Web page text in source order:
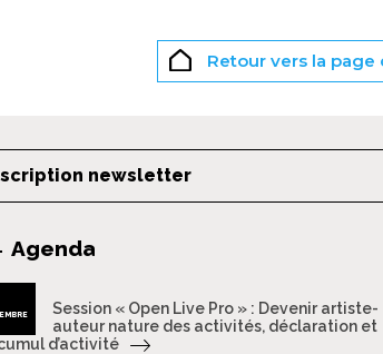
Retour vers la page
newsletter
Agenda
Session « Open Live Pro » : Devenir artiste-
auteur nature des activités, déclaration et
d’activité